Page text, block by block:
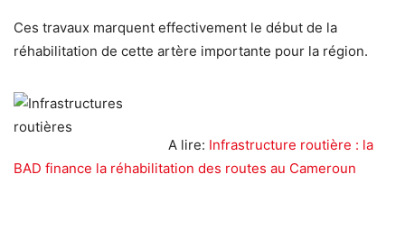
Ces travaux marquent effectivement le début de la
réhabilitation de cette artère importante pour la région.
A lire: Infrastructure routière : la
BAD finance la réhabilitation des routes au Cameroun